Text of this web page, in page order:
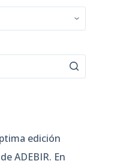
edición
ADEBIR. En